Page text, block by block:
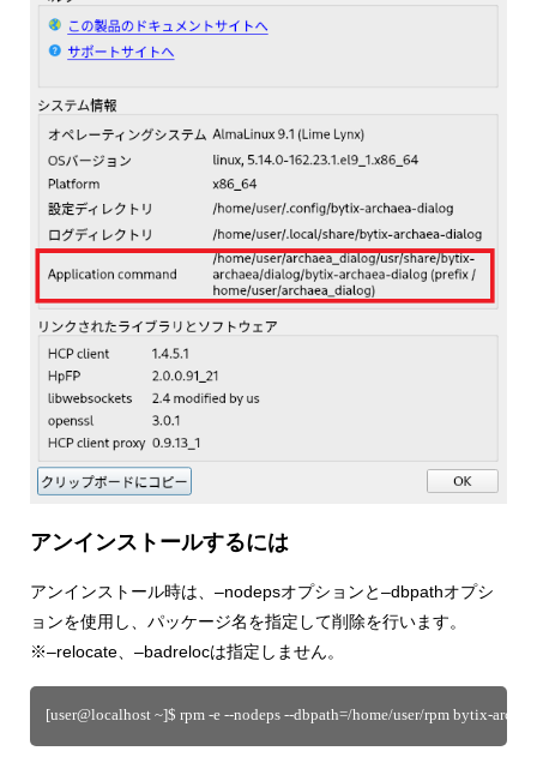
アンインストールするには
アンインストール時は、–nodepsオプションと–dbpathオプシ
ョンを使用し、パッケージ名を指定して削除を行います。
※–relocate、–badrelocは指定しません。
[user@localhost ~]$ rpm -e --nodeps --dbpath=/home/user/rpm bytix-